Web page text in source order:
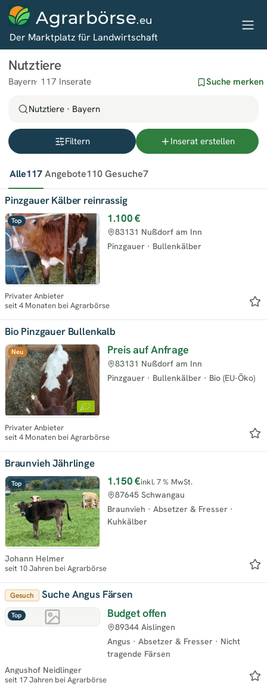
Agrarbörse.eu
Der Marktplatz für Landwirtschaft
Nutztiere
Bayern 117 Inserate Suche merken
Nutztiere · Bayern
Filtern Inserat erstellen
Alle117Angebote110Gesuche7
Top
Pinzgauer Kälber reinrassig
1.100 €
Pinzgauer · Bullenkälber
83131 Nußdorf am Inn
Privater Anbieter
seit 4 Monaten bei Agrarbörse
Neu
Bio Pinzgauer Bullenkalb
Preis auf Anfrage
Pinzgauer · Bullenkälber · Bio (EU-Öko)
83131 Nußdorf am Inn
Privater Anbieter
seit 4 Monaten bei Agrarbörse
Top
Braunvieh Jährlinge
1.150 €inkl. 7 % MwSt.
Braunvieh · Absetzer & Fresser ·
Kuhkälber
87645 Schwangau
Johann Helmer
seit 10 Jahren bei Agrarbörse
Top
Gesuch Suche Angus Färsen
Budget offen
Angus · Absetzer & Fresser · Nicht
tragende Färsen
89344 Aislingen
Angushof Neidlinger
seit 17 Jahren bei Agrarbörse